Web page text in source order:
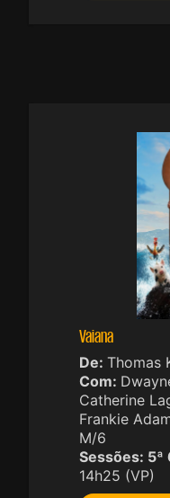
Vaiana
De: Thomas
Com:
Catherine
Frankie
M/6
Sessões: 5ª
14h25 (VP)